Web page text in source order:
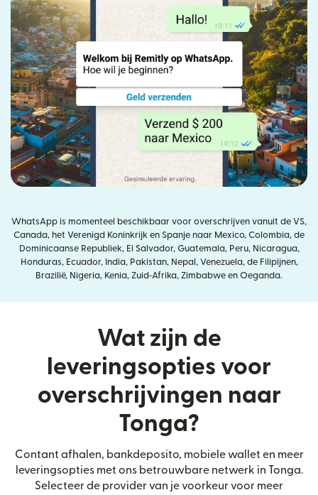
WhatsApp is momenteel beschikbaar voor overschrijven vanuit de VS,
Canada, het Verenigd Koninkrijk en Spanje naar Mexico, Colombia, de
Dominicaanse Republiek, El Salvador, Guatemala, Peru, Nicaragua,
Honduras, Ecuador, India, Pakistan, Nepal, Venezuela, de Filipijnen,
Brazilië, Nigeria, Kenia, Zuid‑Afrika, Zimbabwe en Oeganda.
Wat zijn de
leveringsopties voor
overschrijvingen naar
Tonga?
Contant afhalen, bankdeposito, mobiele wallet en meer
leveringsopties met ons betrouwbare netwerk in Tonga.
Selecteer de provider van je voorkeur voor meer